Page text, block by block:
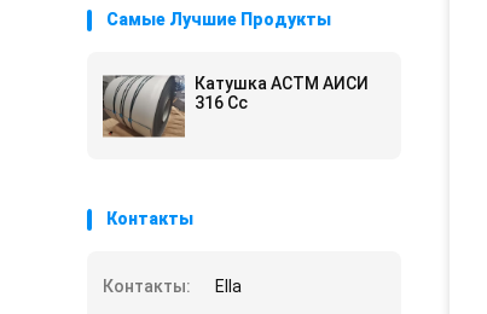
Самые Лучшие Продукты
Катушка АСТМ АИСИ
316 Сс
Контакты
Контакты:
Ella